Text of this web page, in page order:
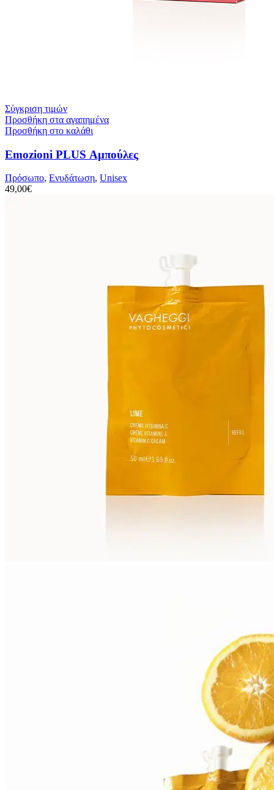
Σύγκριση τιμών
Προσθήκη στα αγαπημένα
Προσθήκη στο καλάθι
Emozioni PLUS Αμπούλες
Πρόσωπο, Ενυδάτωση, Unisex
49,00€